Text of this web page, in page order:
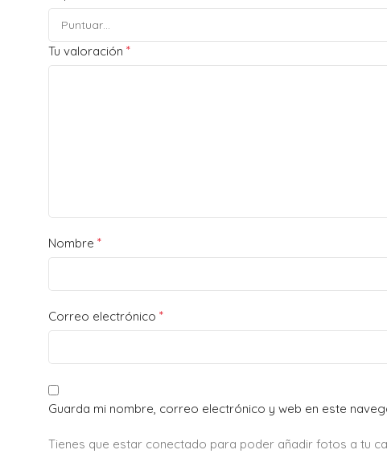
Tu valoración *
Nombre *
Correo electrónico *
Guarda mi nombre, correo electrónico y web en este
Tienes que estar conectado para poder añadir fotos a tu